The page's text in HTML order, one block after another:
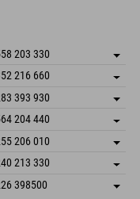
203 330
speichern
216 660
speichern
393 930
speichern
204 440
speichern
206 010
speichern
213 330
speichern
398500